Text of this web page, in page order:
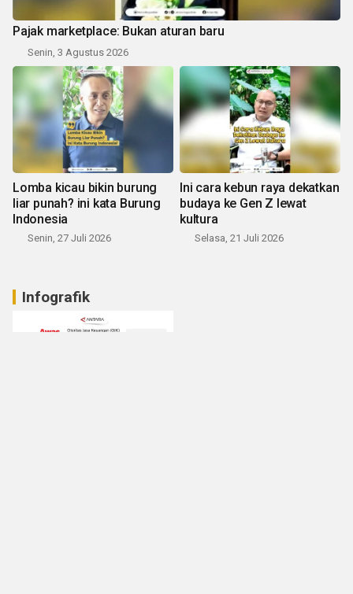
Pajak marketplace: Bukan aturan baru
Senin, 3 Agustus 2026
Lomba kicau bikin burung
liar punah? ini kata Burung
Indonesia
Senin, 27 Juli 2026
Ini cara kebun raya dekatkan
budaya ke Gen Z lewat
kultura
Selasa, 21 Juli 2026
Infografik